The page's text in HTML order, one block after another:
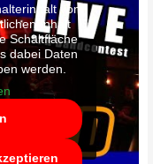
von
Inhalt
Schaltfläche
dabei Daten
werden.